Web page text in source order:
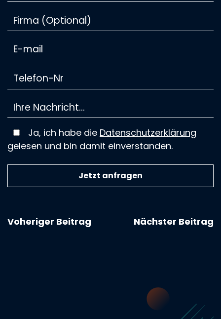
Ja, ich habe die Datenschutzerklärung
gelesen und bin damit einverstanden.
Voheriger Beitrag Nächster Beitrag